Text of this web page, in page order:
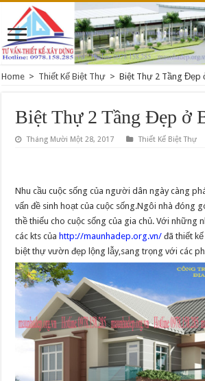
Home > Thiết Kế Biệt Thự > Biệt Thự 2 Tầng Đẹp
Biệt Thự 2 Tầng Đẹp ở
Tháng Mười Một 28, 2017 Thiết Kế Biệt Thự
Nhu cầu cuộc sống của người dân ngày càng
vấn đề sinh hoạt của cuộc sống.Ngôi nhà đóng
thề thiếu cho cuộc sống của gia chủ. Với những
các kts củahttp://maunhadep.org.vn/ đã thiết
biệt thự vườn đẹp lộng lẫy,sang trọng với các